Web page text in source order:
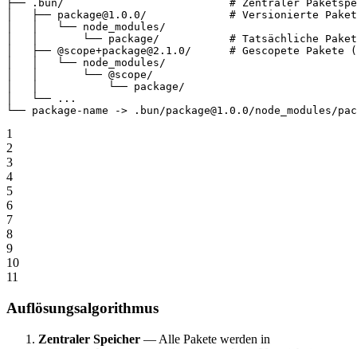
├── .bun/
# Zentraler
   ├──
package@1.0.0/
# Versionierte
   └──
node_modules/
       └──
package/
# Tatsächliche
   ├──
@scope+package@2.1.0/
# Gescopete Pakete
   └──
node_modules/
       └──
@scope/
           └──
package/
   └──
...
└── package-name -> .bun/package@1.0.0/node_modules/
1
2
3
4
5
6
7
8
9
10
11
Auflösungsalgorithmus
Zentraler Speicher — Alle Pakete werden in